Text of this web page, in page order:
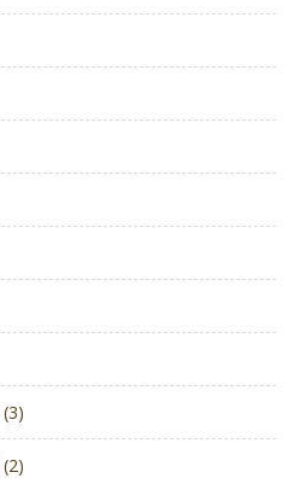
(3)
(2)